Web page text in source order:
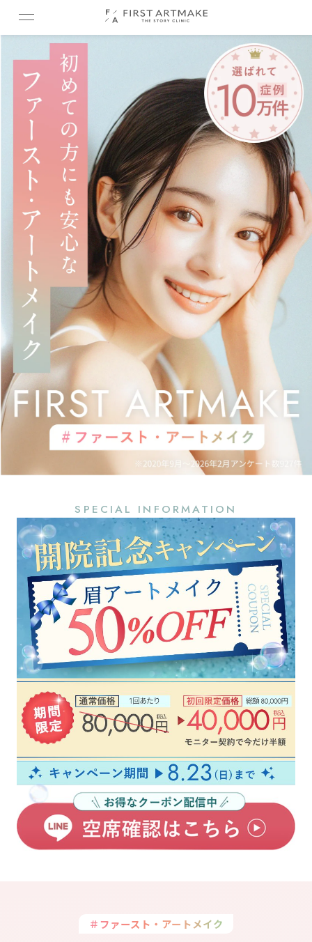
SPECIAL INFORMATION
＃ファースト・アートメイク